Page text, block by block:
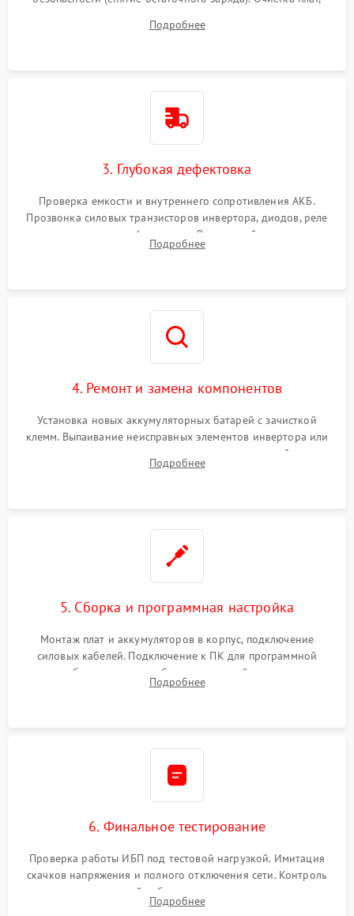
и кистей для предотвращения перегрева и замыканий.
Подробнее
3. Глубокая дефектовка
Проверка емкости и внутреннего сопротивления АКБ.
Прозвонка силовых транзисторов инвертора, диодов, реле
переключения и трансформатора. Визуальный поиск вздутых
конденсаторов и прогаров на печатной плате.
Подробнее
4. Ремонт и замена компонентов
Установка новых аккумуляторных батарей с зачисткой
клемм. Выпаивание неисправных элементов инвертора или
цепи зарядки и монтаж новых радиодеталей.
Восстановление поврежденных токоведущих дорожек и
Подробнее
5. Сборка и программная настройка
Монтаж плат и аккумуляторов в корпус, подключение
силовых кабелей. Подключение к ПК для программной
калибровки констант батареи, настройки порогов
срабатывания AVR и сброса счетчиков старения АКБ.
Подробнее
6. Финальное тестирование
Проверка работы ИБП под тестовой нагрузкой. Имитация
скачков напряжения и полного отключения сети. Контроль
времени автономной работы, температурного режима и
корректности формы выходного сигнала.
Подробнее